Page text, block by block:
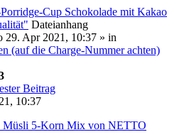
Cup Schokolade mit Kakao
Dateianhang
29. Apr 2021, 10:37 » in
(auf die Charge-Nummer achten)
Beitrag
10:37
Müsli 5-Korn Mix von NETTO